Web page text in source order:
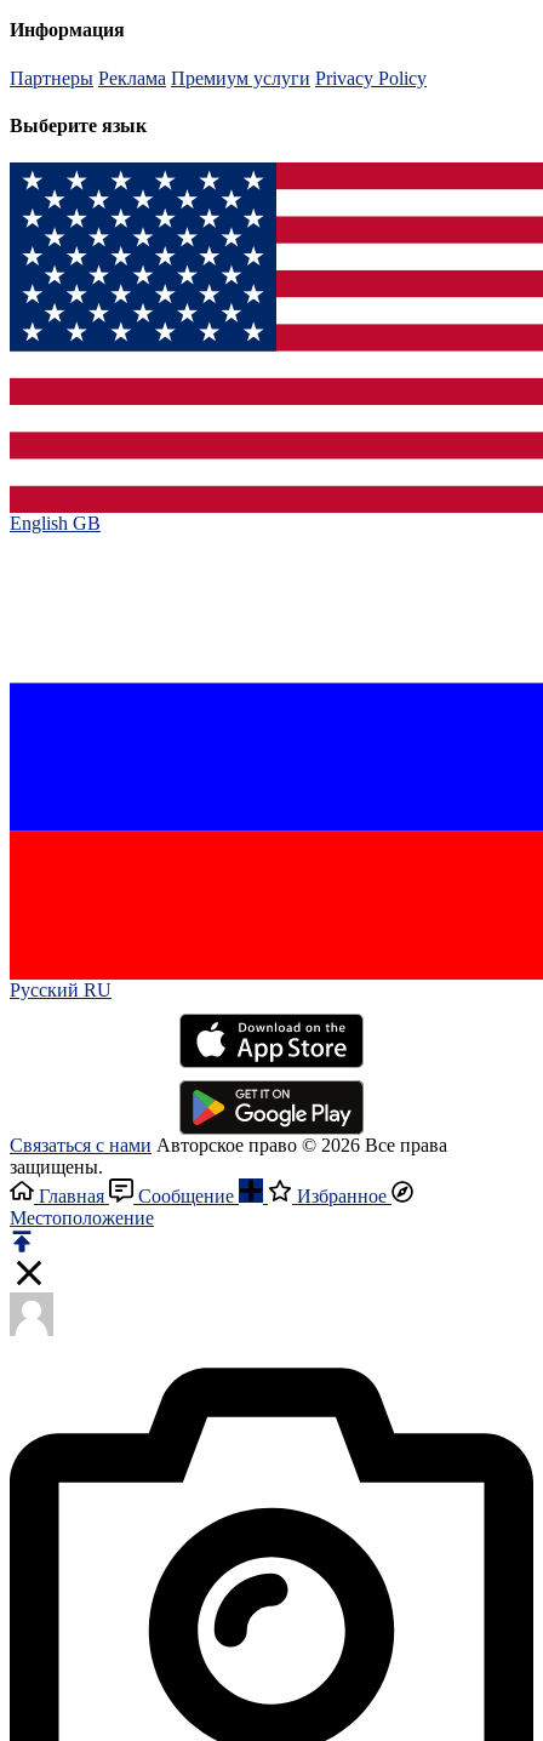
Информация
Партнеры Реклама Премиум услуги Privacy Policy
Выберите язык
English GB‎
Русский RU‎
Связаться с нами Авторское право © 2026 Все права
защищены.
Главная
Сообщение
Избранное
Местоположение